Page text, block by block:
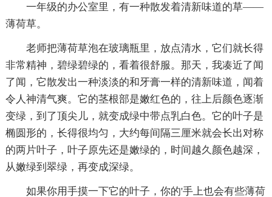
一年级的办公室里，有一种散发着清新味道的草——
薄荷草。
老师把薄荷草泡在玻璃瓶里，放点清水，它们就长得
非常精神，碧绿碧绿的，看着很舒服。那天，我凑近了闻
了闻，它散发出一种淡淡的和牙膏一样的清新味道，闻着
令人神清气爽。它的茎根部是嫩红色的，往上后颜色逐渐
变绿，到了顶尖儿，就变成绿中带点乳白色。它的叶子是
椭圆形的，长得很均匀，大约每间隔三厘米就会长出对称
的两片叶子，叶子原先还是嫩绿的，时间越久颜色越深，
从嫩绿到翠绿，再变成深绿。
如果你用手摸一下它的叶子，你的'手上也会有些薄荷